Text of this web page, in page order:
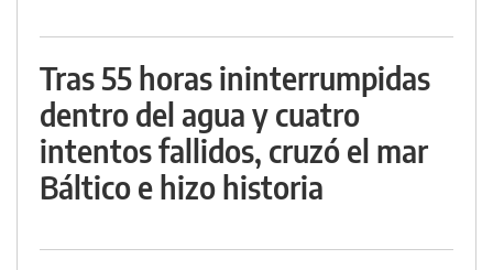
Tras 55 horas ininterrumpidas
dentro del agua y cuatro
intentos fallidos, cruzó el mar
Báltico e hizo historia